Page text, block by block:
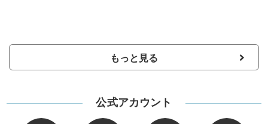
もっと見る
公式アカウント